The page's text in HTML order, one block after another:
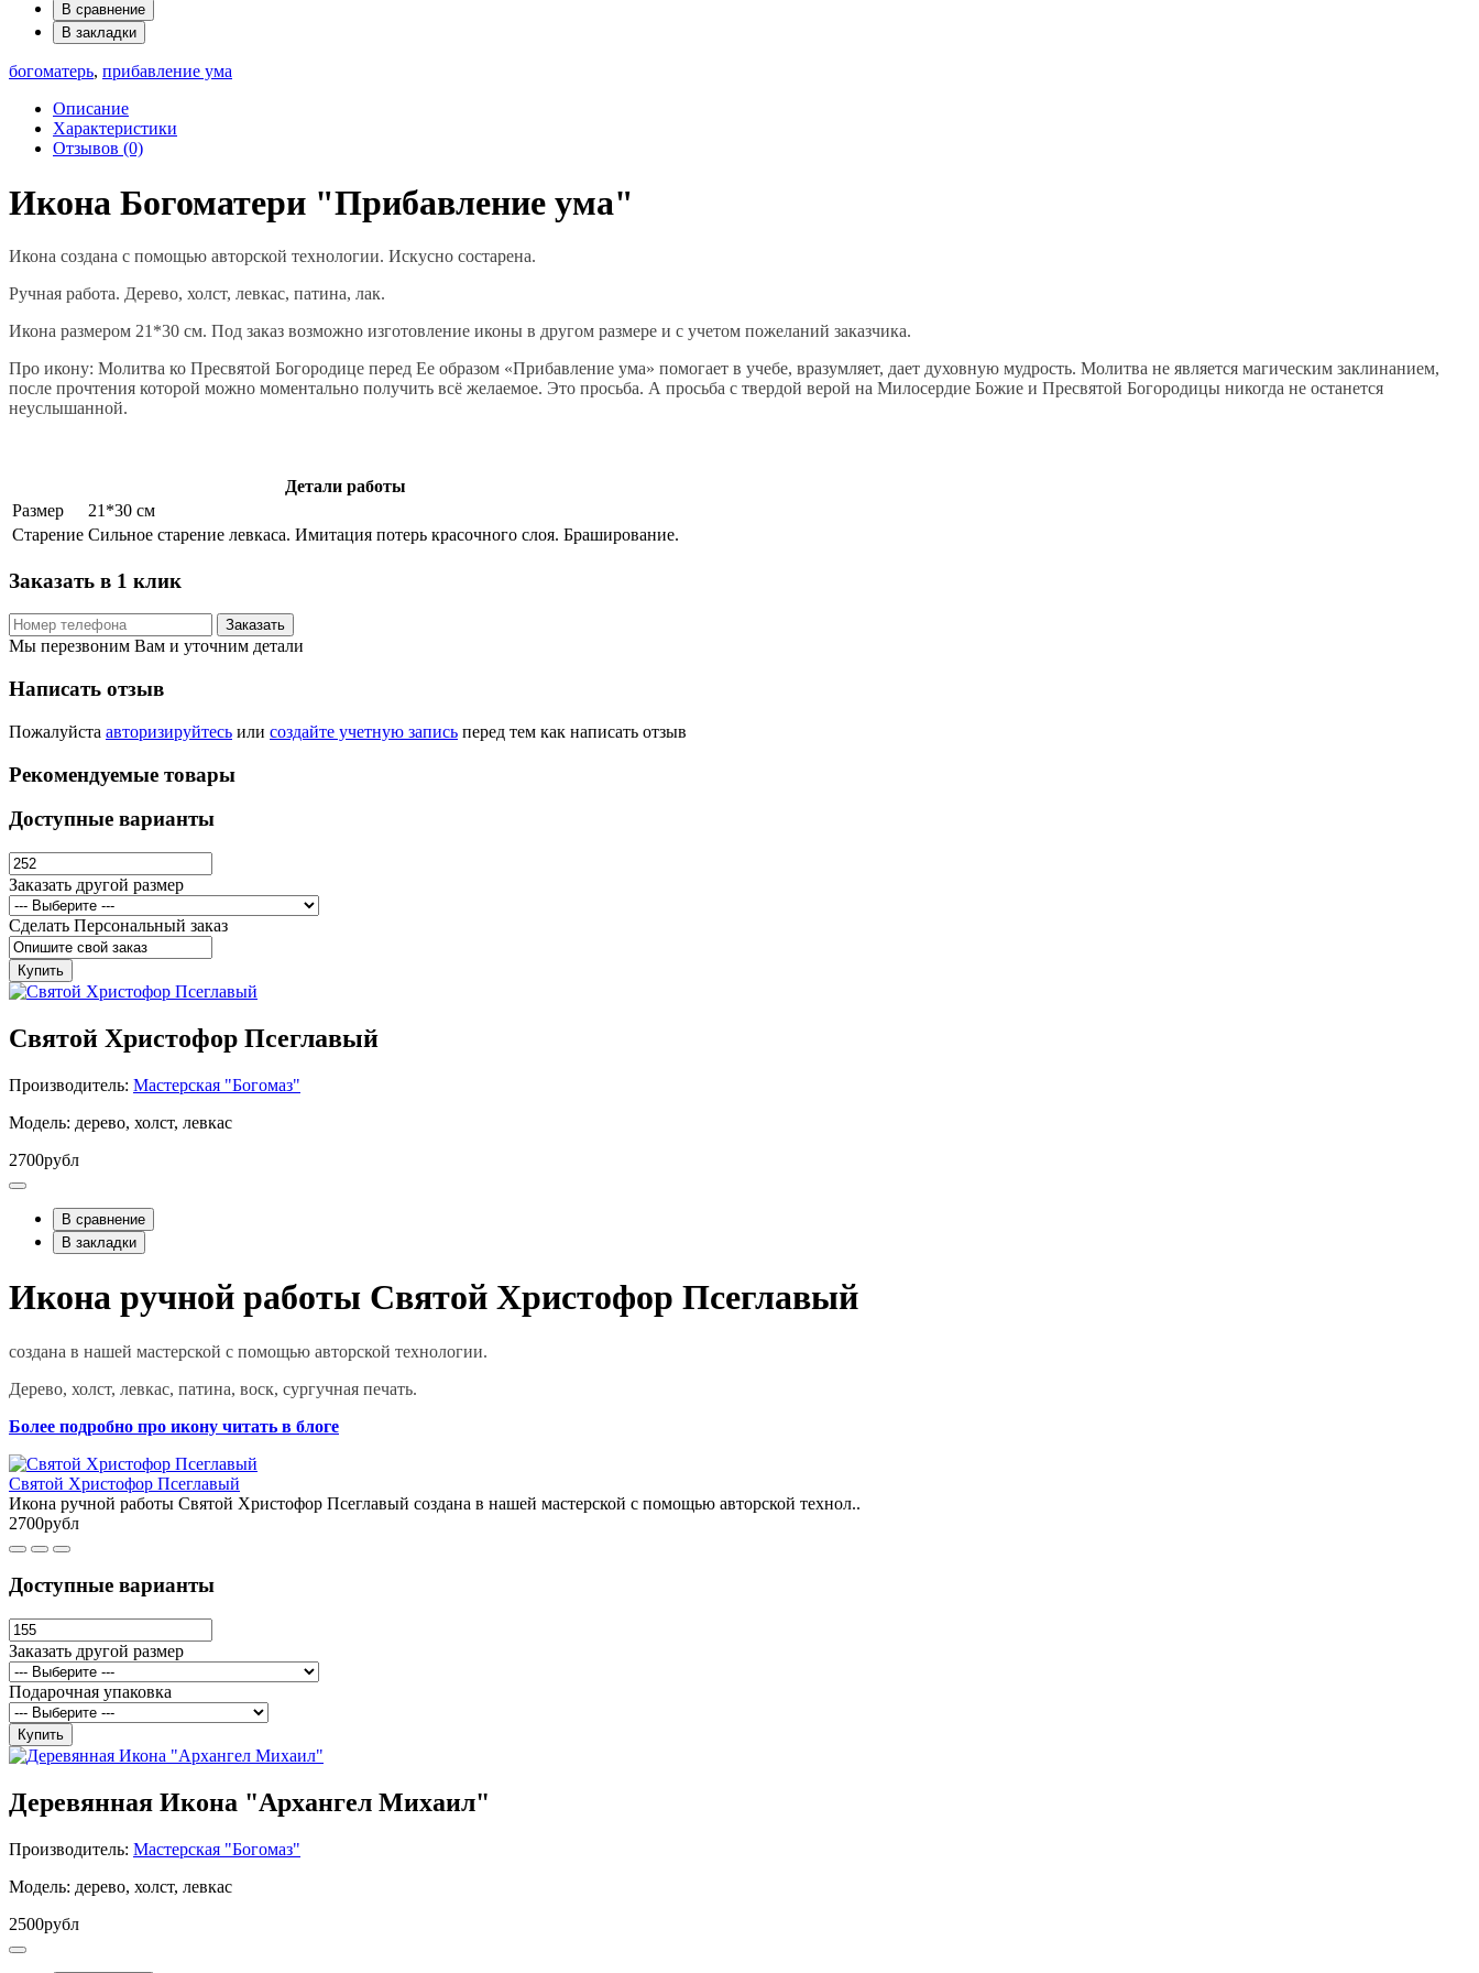
В сравнение
В закладки
богоматерь, прибавление ума
Описание
Характеристики
Отзывов (0)
Икона Богоматери "Прибавление ума"
Икона создана с помощью авторской технологии. Искусно состарена.
Ручная работа. Дерево, холст, левкас, патина, лак.
Икона размером 21*30 см. Под заказ возможно изготовление иконы в другом размере и с учетом пожеланий заказчика.
Про икону: Молитва ко Пресвятой Богородице перед Ее образом «Прибавление ума» помогает в учебе, вразумляет, дает духовную мудрость. Молитва не является магическим заклинанием,
после прочтения которой можно моментально получить всё желаемое. Это просьба. А просьба с твердой верой на Милосердие Божие и Пресвятой Богородицы никогда не останется
неуслышанной.
Детали работы
Размер
21*30 см
Старение Сильное старение левкаса. Имитация потерь красочного слоя. Браширование.
Заказать в 1 клик
Заказать
Мы перезвоним Вам и уточним детали
Написать отзыв
Пожалуйста авторизируйтесь или создайте учетную запись перед тем как написать отзыв
Рекомендуемые товары
Доступные варианты
Заказать другой размер
Сделать Персональный заказ
Купить
Святой Христофор Псеглавый
Производитель: Мастерская "Богомаз"
Модель: дерево, холст, левкас
2700рубл
В сравнение
В закладки
Икона ручной работы Святой Христофор Псеглавый
создана в нашей мастерской с помощью авторской технологии.
Дерево, холст, левкас, патина, воск, сургучная печать.
Более подробно про икону читать в блоге
Святой Христофор Псеглавый
Икона ручной работы Святой Христофор Псеглавый создана в нашей мастерской с помощью авторской технол..
2700рубл
Доступные варианты
Заказать другой размер
Подарочная упаковка
Купить
Деревянная Икона "Архангел Михаил"
Производитель: Мастерская "Богомаз"
Модель: дерево, холст, левкас
2500рубл